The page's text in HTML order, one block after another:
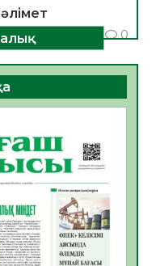
0
полиция
қамтамасыз етті
ҰРПАҚ –
КЕҢЕЙТІЛГЕН
30
көшуге ең